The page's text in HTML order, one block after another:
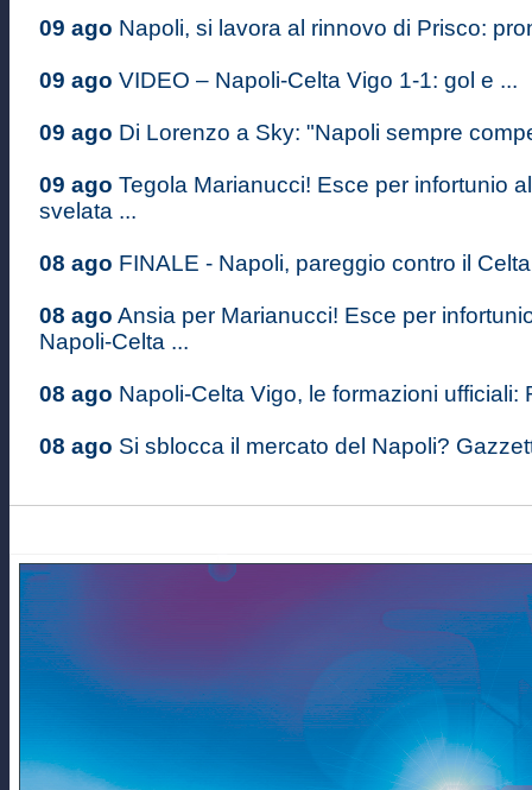
09 ago Napoli, si lavora al rinnovo di Prisco:
09 ago VIDEO – Napoli-Celta Vigo 1-1: gol e ...
09 ago Di Lorenzo a Sky: "Napoli sempre
09 ago Tegola Marianucci! Esce per infortunio
svelata ...
08 ago FINALE - Napoli, pareggio contro il
08 ago Ansia per Marianucci! Esce per
Napoli-Celta ...
08 ago Napoli-Celta Vigo, le formazioni ufficiali:
08 ago Si sblocca il mercato del Napoli?